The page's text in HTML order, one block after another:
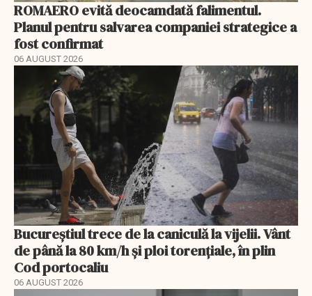
ROMAERO evită deocamdată falimentul.
Planul pentru salvarea companiei strategice a
fost confirmat
06 AUGUST 2026
Bucureștiul trece de la caniculă la vijelii. Vânt
de până la 80 km/h și ploi torențiale, în plin
Cod portocaliu
06 AUGUST 2026